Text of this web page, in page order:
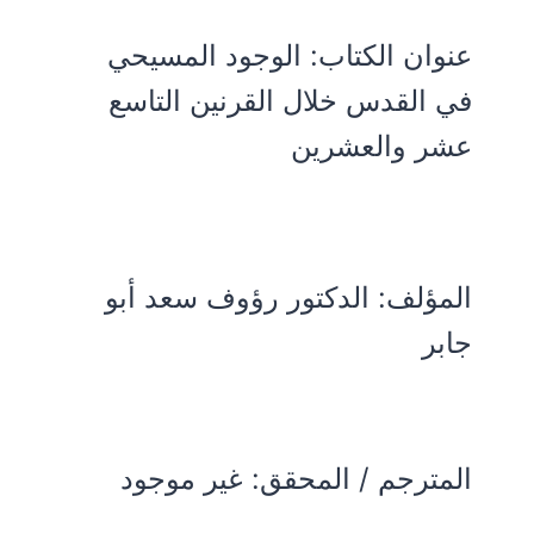
عنوان الكتاب: الوجود المسيحي
في القدس خلال القرنين التاسع
عشر والعشرين
المؤلف: الدكتور رؤوف سعد أبو
جابر
المترجم / المحقق: غير موجود